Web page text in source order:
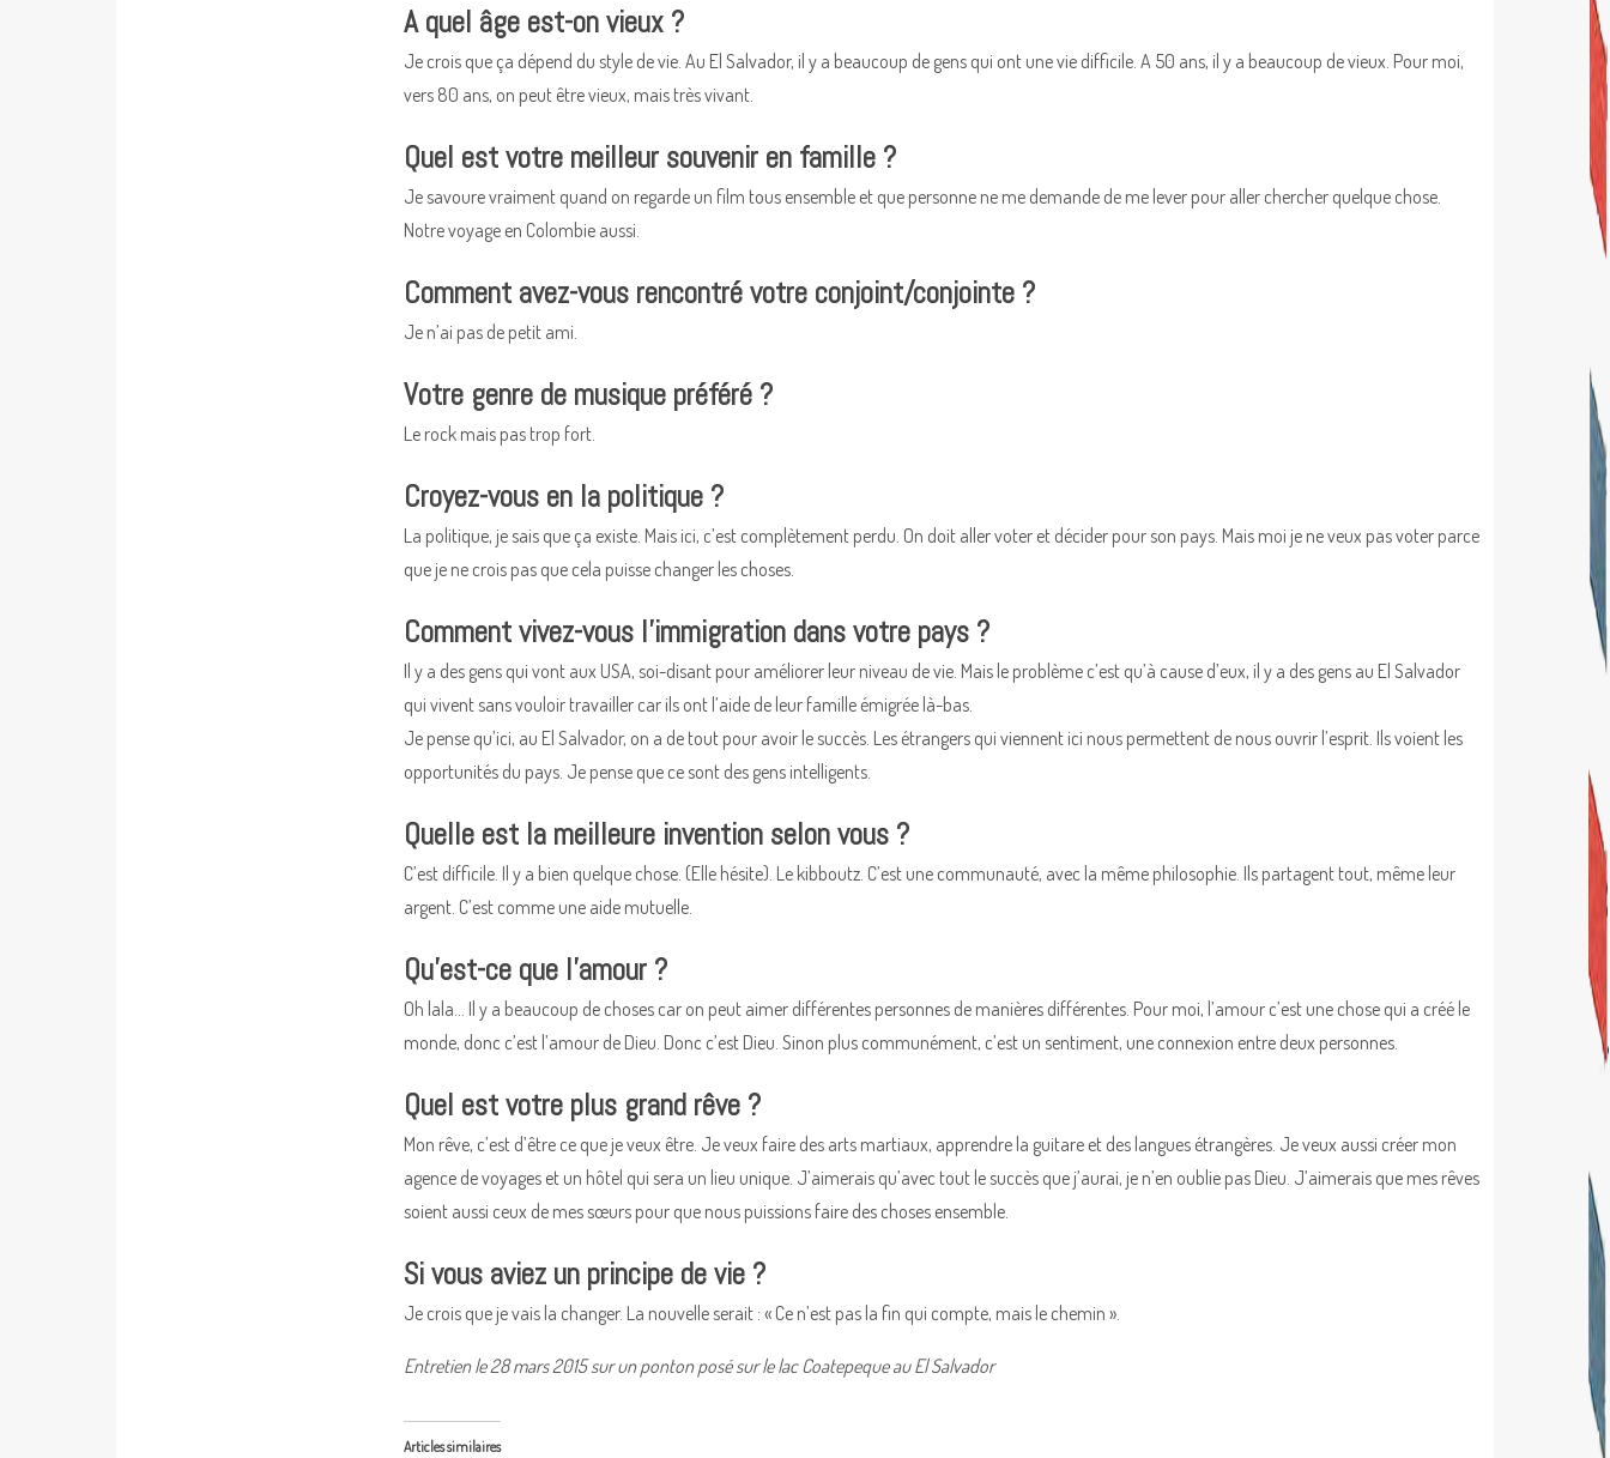
A quel âge est-on vieux ?
Je crois que ça dépend du style de vie. Au El Salvador, il y a beaucoup de gens qui ont une vie difficile. A 50 ans, il y a beaucoup de vieux. Pour moi,
vers 80 ans, on peut être vieux, mais très vivant.
Quel est votre meilleur souvenir en famille ?
Je savoure vraiment quand on regarde un film tous ensemble et que personne ne me demande de me lever pour aller chercher quelque chose.
Notre voyage en Colombie aussi.
Comment avez-vous rencontré votre conjoint/conjointe ?
Je n’ai pas de petit ami.
Votre genre de musique préféré ?
Le rock mais pas trop fort.
Croyez-vous en la politique ?
La politique, je sais que ça existe. Mais ici, c’est complètement perdu. On doit aller voter et décider pour son pays. Mais moi je ne veux pas voter parce
que je ne crois pas que cela puisse changer les choses.
Comment vivez-vous l’immigration dans votre pays ?
Il y a des gens qui vont aux USA, soi-disant pour améliorer leur niveau de vie. Mais le problème c’est qu’à cause d’eux, il y a des gens au El Salvador
qui vivent sans vouloir travailler car ils ont l’aide de leur famille émigrée là-bas.
Je pense qu’ici, au El Salvador, on a de tout pour avoir le succès. Les étrangers qui viennent ici nous permettent de nous ouvrir l’esprit. Ils voient les
opportunités du pays. Je pense que ce sont des gens intelligents.
Quelle est la meilleure invention selon vous ?
C’est difficile. Il y a bien quelque chose. (Elle hésite). Le kibboutz. C’est une communauté, avec la même philosophie. Ils partagent tout, même leur
argent. C’est comme une aide mutuelle.
Qu’est-ce que l’amour ?
Oh lala… Il y a beaucoup de choses car on peut aimer différentes personnes de manières différentes. Pour moi, l’amour c’est une chose qui a créé le
monde, donc c’est l’amour de Dieu. Donc c’est Dieu. Sinon plus communément, c’est un sentiment, une connexion entre deux personnes.
Quel est votre plus grand rêve ?
Mon rêve, c’est d’être ce que je veux être. Je veux faire des arts martiaux, apprendre la guitare et des langues étrangères. Je veux aussi créer mon
agence de voyages et un hôtel qui sera un lieu unique. J’aimerais qu’avec tout le succès que j’aurai, je n’en oublie pas Dieu. J’aimerais que mes rêves
soient aussi ceux de mes sœurs pour que nous puissions faire des choses ensemble.
Si vous aviez un principe de vie ?
Je crois que je vais la changer. La nouvelle serait : « Ce n’est pas la fin qui compte, mais le chemin ».
Entretien le 28 mars 2015 sur un ponton posé sur le lac Coatepeque au El Salvador
Articles similaires